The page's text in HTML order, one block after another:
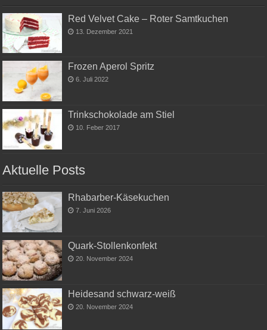
Red Velvet Cake – Roter Samtkuchen
13. Dezember 2021
Frozen Aperol Spritz
6. Juli 2022
Trinkschokolade am Stiel
10. Feber 2017
Aktuelle Posts
Rhabarber-Käsekuchen
7. Juni 2026
Quark-Stollenkonfekt
20. November 2024
Heidesand schwarz-weiß
20. November 2024